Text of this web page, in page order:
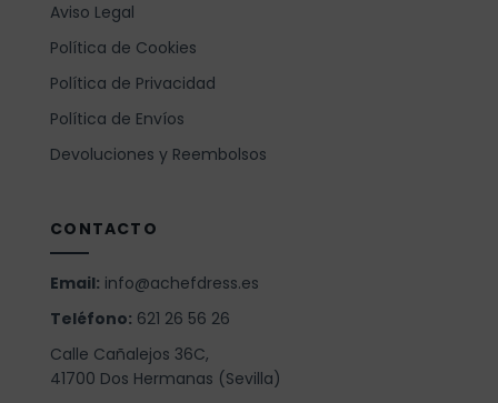
Aviso Legal
Política de Cookies
Política de Privacidad
Política de Envíos
Devoluciones y Reembolsos
CONTACTO
Email: info@achefdress.es
Teléfono: 621 26 56 26
Calle Cañalejos 36C,
41700 Dos Hermanas (Sevilla)